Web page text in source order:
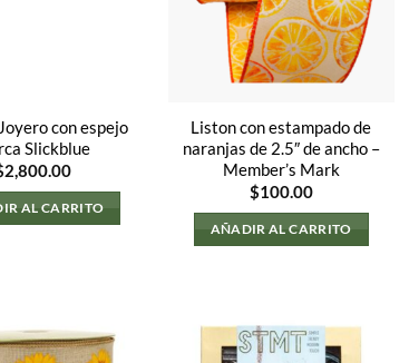
con espejo
Slickblue
2,800.00
AL CARRITO
Liston con estampado de
naranjas de 2.5″ de ancho –
Member’s Mark
$100.00
AÑADIR AL CARRITO